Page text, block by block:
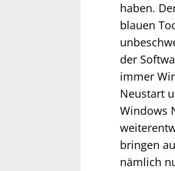
haben.
blauen
der
immer
Neustart
Windows
bringen
nämlich